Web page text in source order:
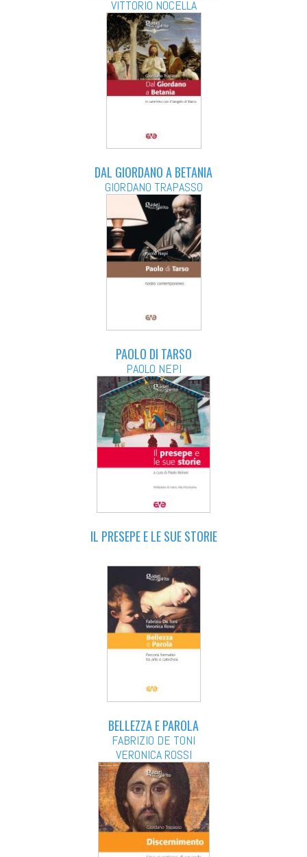
VITTORIO NOCELLA
DAL GIORDANO A BETANIA
GIORDANO TRAPASSO
PAOLO DI TARSO
PAOLO NEPI
IL PRESEPE E LE SUE STORIE
BELLEZZA E PAROLA
FABRIZIO DE TONI
VERONICA ROSSI